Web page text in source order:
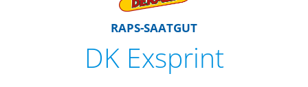
RAPS-SAATGUT
DK Exsprint